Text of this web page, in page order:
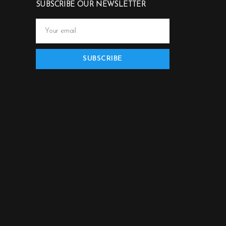
SUBSCRIBE OUR NEWSLETTER
SUBSCRIBE